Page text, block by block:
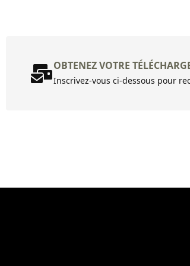
OBTENEZ VOTRE
Inscrivez-vous ci-dessous pour